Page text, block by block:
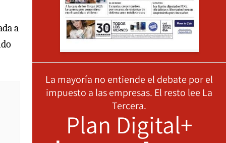
a
La mayoría no entiende el debate por el
impuesto a las empresas. El resto lee La
Tercera.
Plan Digital+